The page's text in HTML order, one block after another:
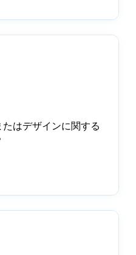
はデザインに関する